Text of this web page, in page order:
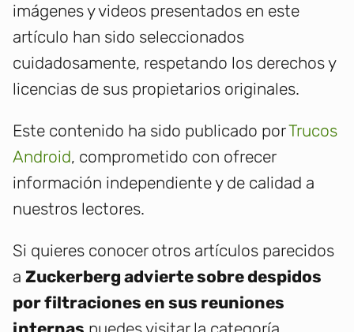
imágenes y videos presentados en este
artículo han sido seleccionados
cuidadosamente, respetando los derechos y
licencias de sus propietarios originales.
Este contenido ha sido publicado porTrucos
Android, comprometido con ofrecer
información independiente y de calidad a
nuestros lectores.
Si quieres conocer otros artículos parecidos
a Zuckerberg advierte sobre despidos
por filtraciones en sus reuniones